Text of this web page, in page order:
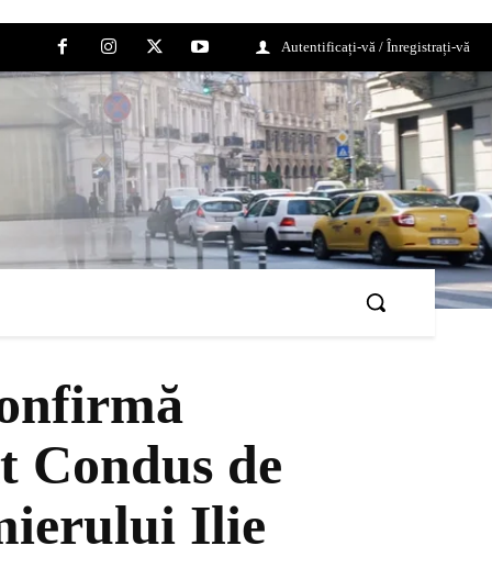
Autentificați-vă / Înregistrați-vă
Condus de
Ilie